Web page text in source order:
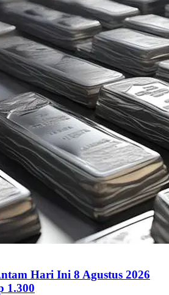
Hari Ini 8 Agustus 2026
1.300